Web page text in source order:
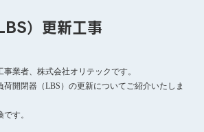
）更新工事
業者、株式会社オリテックです。
開閉器（LBS）の更新についてご紹介いたしま
す。